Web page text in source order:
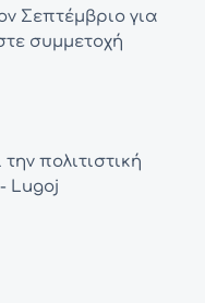
Σεπτέμβριο για
συμμετοχή
πολιτιστική
Lugoj